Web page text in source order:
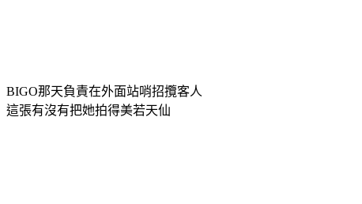
BIGO那天負責在外面站哨招攬客人
這張有沒有把她拍得美若天仙